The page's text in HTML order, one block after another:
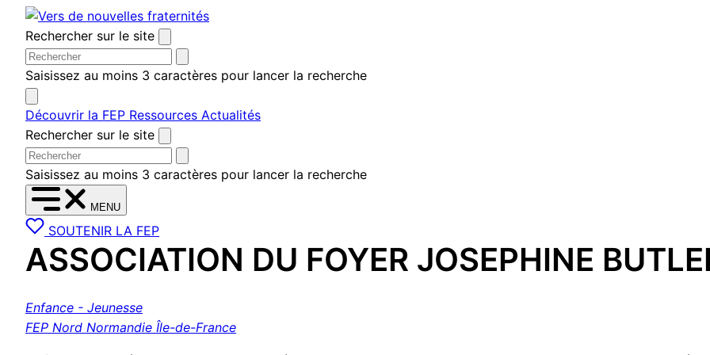
Aller
au
contenu
Rechercher sur le site
Saisissez au moins 3 caractères pour lancer la recherche
Découvrir la FEP Ressources Actualités
Rechercher sur le site
Saisissez au moins 3 caractères pour lancer la recherche
MENU
SOUTENIR LA FEP
ASSOCIATION DU FOYER JOSEPHINE
Enfance - Jeunesse
FEP Nord Normandie Île-de-France